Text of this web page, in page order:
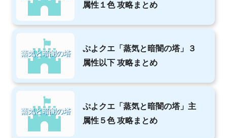
属性１色 攻略まとめ
蒸気と暗闇の塔
ぷよクエ「蒸気と暗闇の塔」３
属性以下 攻略まとめ
蒸気と暗闇の塔
ぷよクエ「蒸気と暗闇の塔」主
属性５色 攻略まとめ